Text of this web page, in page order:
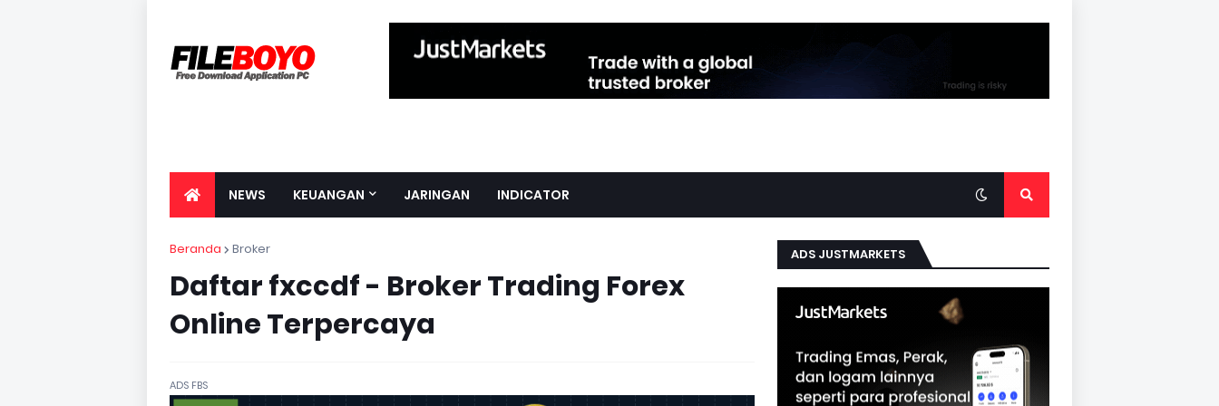
NEWS KEUANGAN JARINGAN INDICATOR
Beranda Broker
Daftar fxccdf - Broker Trading Forex
Online Terpercaya
ADS FBS
ADS JUSTMARKETS